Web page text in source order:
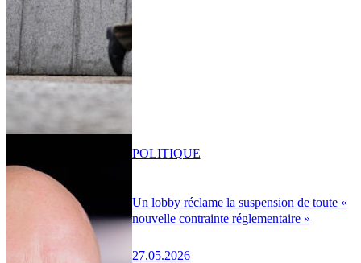
Un lobby réclame la suspension de toute «
nouvelle contrainte réglementaire »
27.05.2026
POLITIQUE